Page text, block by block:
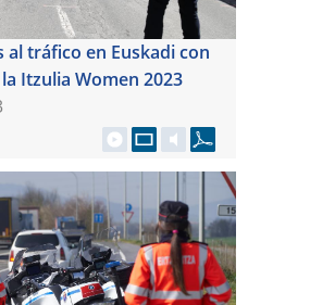
al tráfico en Euskadi con
Itzulia Women 2023